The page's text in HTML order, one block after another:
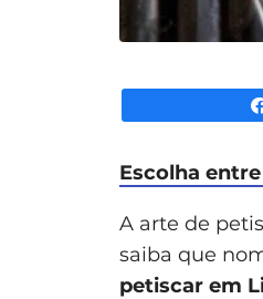
Escolha
A arte de
saiba que
petiscar em